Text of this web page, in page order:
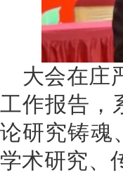
大会在庄
工作报告，
论研究铸魂
学术研究、